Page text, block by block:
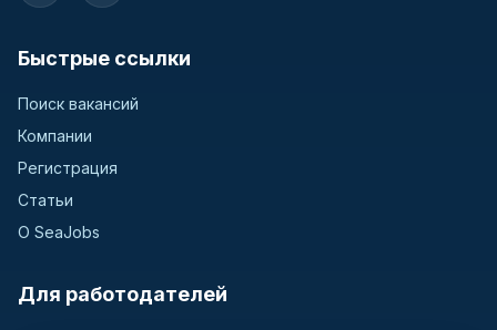
Быстрые ссылки
Поиск вакансий
Компании
Регистрация
Статьи
О SeaJobs
Для работодателей